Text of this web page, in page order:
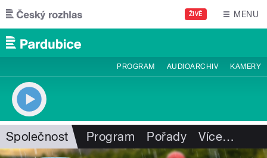
Přejít k hlavnímu obsahu
ŽIVĚ MENU
PROGRAM AUDIOARCHIV KAMERY
Společnost Program Pořady Více…